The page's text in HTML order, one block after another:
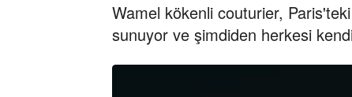
Wamel kökenli couturier,
sunuyor ve şimdiden herkesi